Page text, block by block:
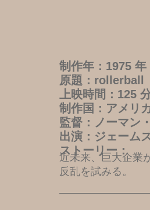
制作年：1975 年
原題：rollerball
上映時間：125
制作国：アメリ
監督：ノーマン
出演：ジェーム
ストーリー：
近未来、巨大企業
反乱を試みる。